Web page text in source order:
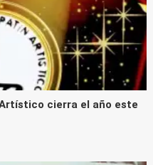
cierra el año este